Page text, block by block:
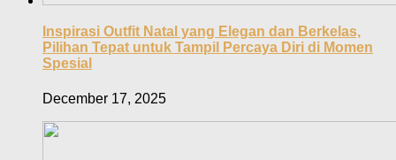
Inspirasi Outfit Natal yang Elegan dan Berkelas,
Pilihan Tepat untuk Tampil Percaya Diri di Momen
Spesial
December 17, 2025